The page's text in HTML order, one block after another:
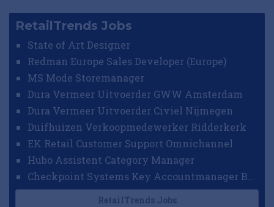
RetailTrends Jobs
State of Art Designer
Redman Europe Sales Developer (Europe)
MS Mode Storemanager
Dura Vermeer Uitvoerder GWW Amsterdam
Dura Vermeer Uitvoerder Civiel Nijmegen
Duifhuizen Verkoopmedewerker Ridderkerk
EK Retail Customer Support Omnichannel
Hubo Assistent Category Manager
RetailTrends Jobs